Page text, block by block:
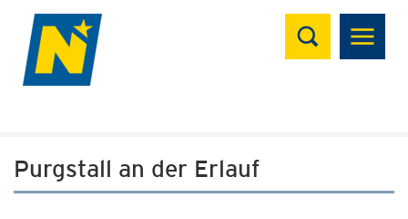
Suchen
Purgstall an der Erlauf